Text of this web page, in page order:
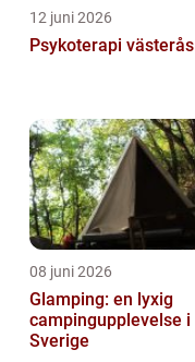
12 juni 2026
Psykoterapi västerås
08 juni 2026
Glamping: en lyxig
campingupplevelse i
Sverige